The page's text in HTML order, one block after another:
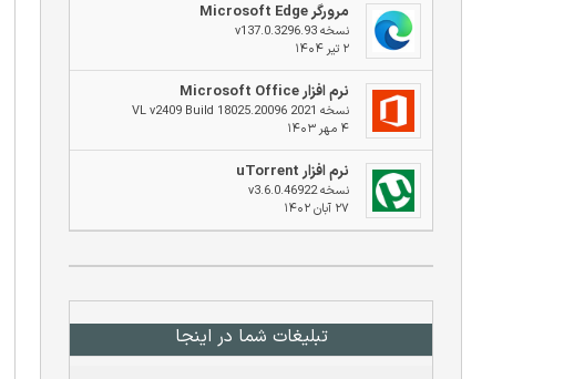
مرورگر Microsoft Edge
نسخه v137.0.3296.93
۲ تیر ۱۴۰۴
نرم افزار Microsoft Office
نسخه 2021 VL v2409 Build 18025.20096
۴ مهر ۱۴۰۳
نرم افزار uTorrent
نسخه v3.6.0.46922
۲۷ آبان ۱۴۰۲
تبلیغات شما در اینجا